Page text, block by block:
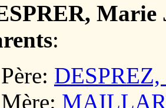
Marie
:
Père: DESPREZ,
Mère: